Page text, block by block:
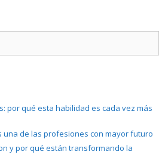
por qué esta habilidad es cada vez más
una de las profesiones con mayor futuro
y por qué están transformando la